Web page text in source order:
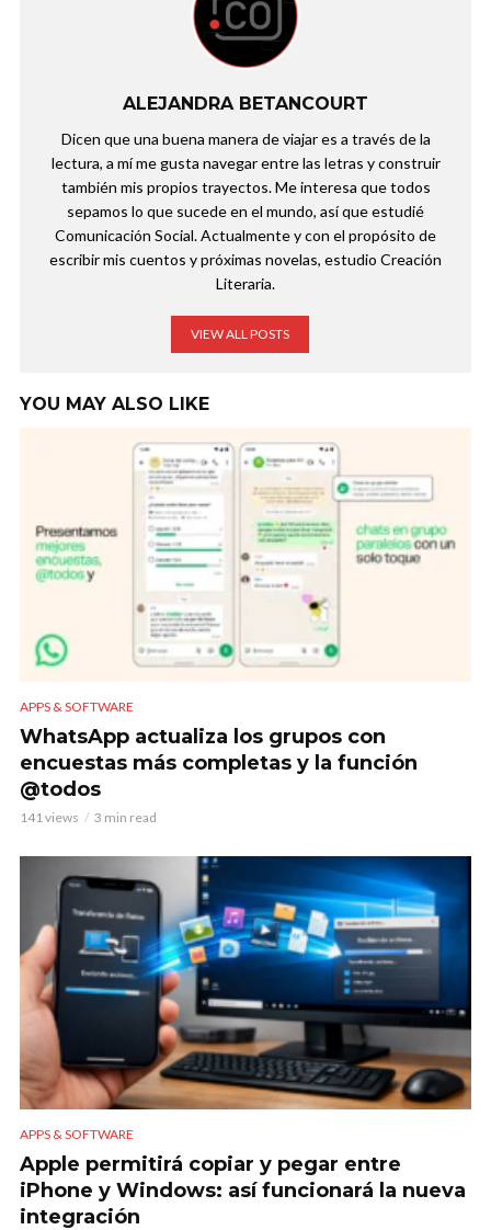
ALEJANDRA BETANCOURT
Dicen que una buena manera de viajar es a través de la
lectura, a mí me gusta navegar entre las letras y construir
también mis propios trayectos. Me interesa que todos
sepamos lo que sucede en el mundo, así que estudié
Comunicación Social. Actualmente y con el propósito de
escribir mis cuentos y próximas novelas, estudio Creación
Literaria.
VIEW ALL POSTS
YOU MAY ALSO LIKE
APPS & SOFTWARE
WhatsApp actualiza los grupos con
encuestas más completas y la función
@todos
141 views 3 min read
APPS & SOFTWARE
Apple permitirá copiar y pegar entre
iPhone y Windows: así funcionará la nueva
integración